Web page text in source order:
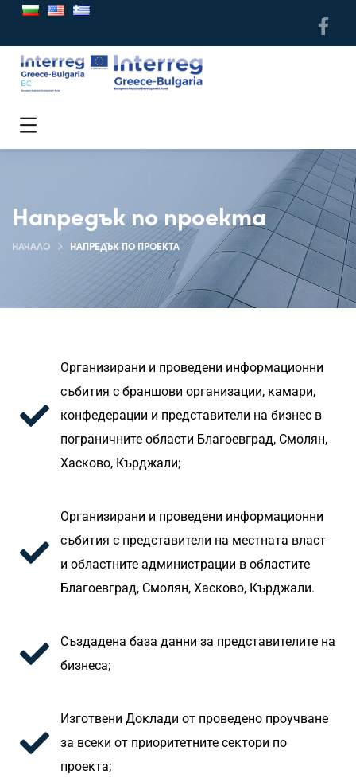
Напредък по проекта
НАЧАЛО НАПРЕДЪК ПО ПРОЕКТА
Организирани и проведени информационни
събития с браншови организации, камари,
конфедерации и представители на бизнес в
пограничните области Благоевград, Смолян,
Хасково, Кърджали;
Организирани и проведени информационни
събития с представители на местната власт
и областните администрации в областите
Благоевград, Смолян, Хасково, Кърджали.
Създадена база данни за представителите на
бизнеса;
Изготвени Доклади от проведено проучване
за всеки от приоритетните сектори по
проекта;